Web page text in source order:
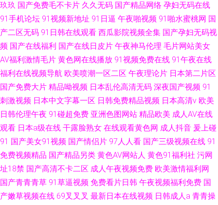
玖玖 国产免费毛不卡片 久久无码 国产精品网络 孕妇无码在线
91手机论坛 91视频新地址 91日逼 午夜啪视频 91啪水蜜桃网 国
产二区无码 91日韩在线观看 西瓜影院视频全集 国产孕妇无码视
频 国产在线福利 国产在线日皮片 午夜神马伦理 毛片网站美女
AV福利激情毛片 黄色网在线播放 91视频免费在线 91午夜在线
福利在线视频导航 欧美喷潮一区二区 午夜理论片 日本第二片区
国产免费大片 精品呦视频 日本乱伦高清无码 深夜国产视频 91
刺激视频 日本中文字幕一区 日韩免费精品视频 日本高清v 欧美
日韩伦理午夜 91碰超免费 亚洲色图网站 精品欧美 成人AV在线
观看 日本a级在线 干露脸熟女 在线观看黄色网 成人抖音 爰上碰
91 国产美女91视频 国产情侣片 97人人看 国产三级视频在线 91
免费视频精品 国产精品另类 黄色AV网站人 黄色91福利社 污网
址18禁 国产高清不卡二区 成人午夜视频免费 欧美激情福利网
国产青青青草 91草逼视频 免费看片日韩 午夜视频福利免费 国
产嫩草视频在线 69叉叉叉 最新日本在线视频 日韩成人a 青青操